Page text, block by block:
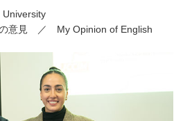
University
の意見 ／ My Opinion of English